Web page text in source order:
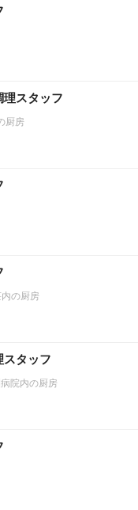
スタッフ
厨房
の厨房
タッフ
院内の厨房